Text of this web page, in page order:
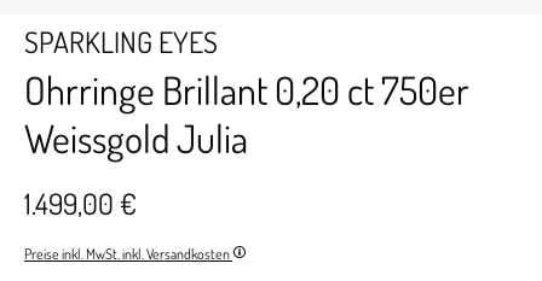
SPARKLING EYES
Ohrringe Brillant 0,20 ct 750er
Weissgold Julia
1.499,00 €
Preise inkl. MwSt. inkl. Versandkosten